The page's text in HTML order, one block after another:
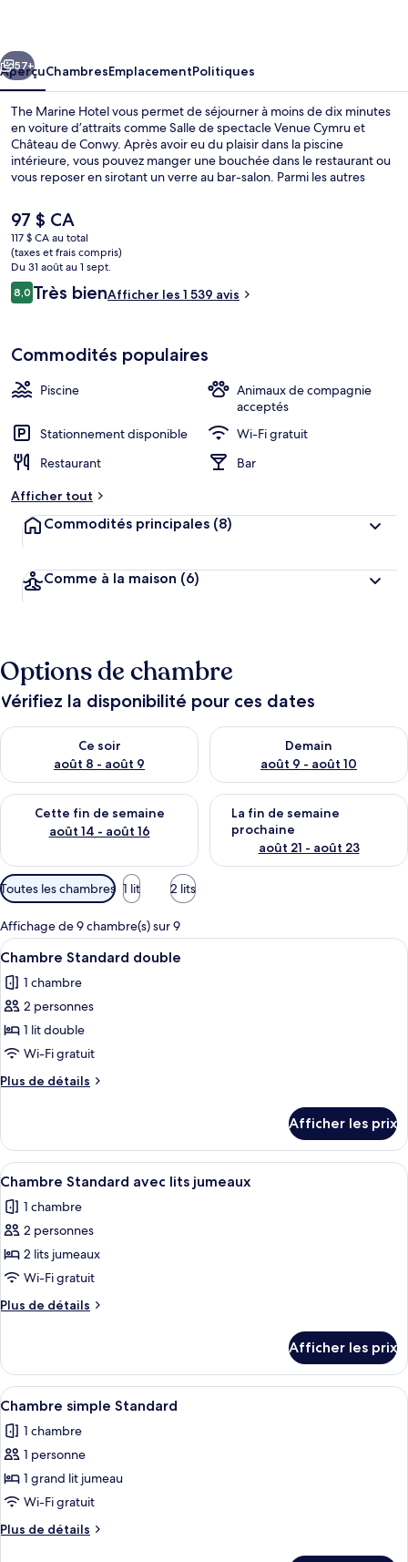
Suivant
57+
AperçuChambresEmplacementPolitiques
The Marine Hotel vous permet de séjourner à moins de dix minutes
en voiture d’attraits comme Salle de spectacle Venue Cymru et
Château de Conwy. Après avoir eu du plaisir dans la piscine
intérieure, vous pouvez manger une bouchée dans le restaurant ou
vous reposer en sirotant un verre au bar-salon. Parmi les autres
personnel serviable et le déjeuner sont des éléments très prisés par
les voyageurs.
Le
prix
actuel
est
de 97 $ CA
97 $ CA
117 $ CA au total
(taxes et frais compris)
Du 31 août au 1 sept.
Avis
8,08,0 sur 10 –
Très bienAfficher les 1 539 avis
Commodités populaires
Piscine
Animaux de compagnie
acceptés
Stationnement disponible
Wi-Fi gratuit
Restaurant
Bar
Afficher tout
Commodités principales (8)
Comme à la maison (6)
Options de chambre
Vérifiez la disponibilité pour ces dates
Ce soir
août 8 - août 9
Vérifier la disponibilité pour ce soir août 8 - août 9
Demain
août 9 - août 10
Vérifier la disponibilité pour
Cette fin de semaine
août 14 - août 16
Vérifier la disponibilité pour cette fin de semaine août 14 -
La fin de semaine
prochaine
août 21 - août 23
Vérifier la disponibilité pour
Filtres
disponibles
pour
les
chambres
Toutes les chambres 1 lit 2 lits
Affichage de 9 chambre(s) sur 9
Afficher
toutes
les
photos
pour
ce
type
de
Chambre
Standard
double
Une chambre d’hôtel avec un
9
Chambre Standard double
1 chambre
2 personnes
1 lit double
Wi-Fi gratuit
Plus de détails
Plus
Chambre
Standard
double
Afficher les prix
Afficher
toutes
les
photos
pour
ce
type
de
Chambre
Standard
avec
lits
jumeaux
Une chambre d’hôtel avec deux lits,
6
Chambre Standard avec lits jumeaux
1 chambre
2 personnes
2 lits jumeaux
Wi-Fi gratuit
Plus de détails
Plus
Chambre
Standard
avec
jumeaux
Afficher les prix
Afficher
toutes
les
photos
pour
ce
type
de
Une chambre d’hôtel équipée d’un
6
Chambre simple Standard
1 chambre
1 personne
1 grand lit jumeau
Wi-Fi gratuit
Plus de détails
Plus